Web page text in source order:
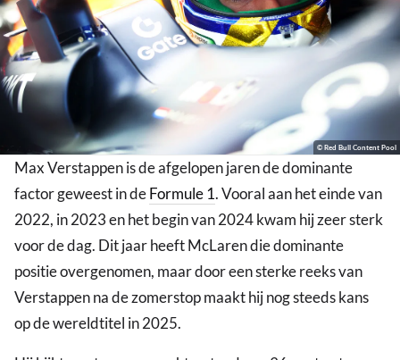
© Red Bull Content Pool
Max Verstappen is de afgelopen jaren de dominante
factor geweest in deFormule 1. Vooral aan het einde van
2022, in 2023 en het begin van 2024 kwam hij zeer sterk
voor de dag. Dit jaar heeft McLaren die dominante
positie overgenomen, maar door een sterke reeks van
Verstappen na de zomerstop maakt hij nog steeds kans
op de wereldtitel in 2025.